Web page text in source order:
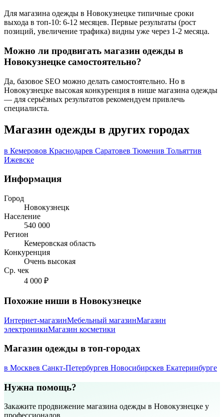
Для магазина одежды в Новокузнецке типичные сроки
выхода в топ-10: 6-12 месяцев. Первые результаты (рост
позиций, увеличение трафика) видны уже через 1-2 месяца.
Можно ли продвигать магазин одежды в
Новокузнецке самостоятельно?
Да, базовое SEO можно делать самостоятельно. Но в
Новокузнецке высокая конкуренция в нише магазина одежды
— для серьёзных результатов рекомендуем привлечь
специалиста.
Магазин одежды в других городах
в Кемеровов Краснодарев Саратовев Тюменив Тольяттив
Ижевске
Информация
Город
Новокузнецк
Население
540 000
Регион
Кемеровская область
Конкуренция
Очень высокая
Ср. чек
4 000 ₽
Похожие ниши в Новокузнецке
Интернет-магазинМебельный магазинМагазин
электроникиМагазин косметики
Магазин одежды в топ-городах
в Москвев Санкт-Петербургев Новосибирскев Екатеринбурге
Нужна помощь?
Закажите продвижение магазина одежды в Новокузнецке у